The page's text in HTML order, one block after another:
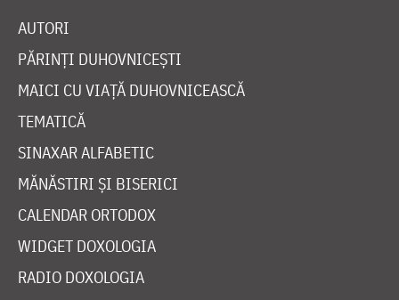
AUTORI
PĂRINȚI DUHOVNICEȘTI
MAICI CU VIAȚĂ DUHOVNICEASCĂ
TEMATICĂ
SINAXAR ALFABETIC
MĂNĂSTIRI ȘI BISERICI
CALENDAR ORTODOX
WIDGET DOXOLOGIA
RADIO DOXOLOGIA